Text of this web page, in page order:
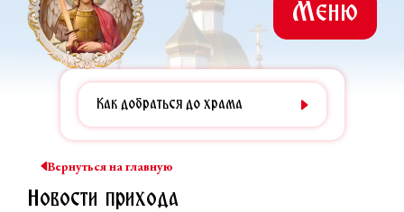
Меню
Как добраться до храма
Вернуться на главную
Новости прихода